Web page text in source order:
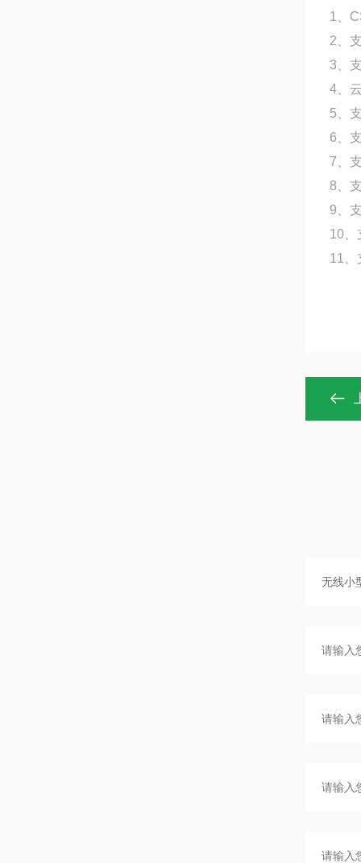
1、
2、
3、
4、
5、
6、
7、
8、
9、
10、
11、